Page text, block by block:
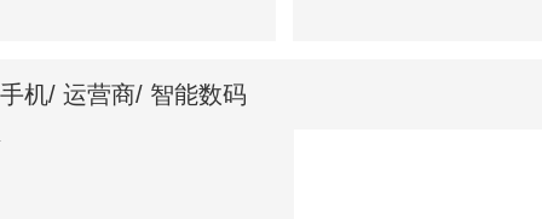
手机/ 运营商/ 智能数码